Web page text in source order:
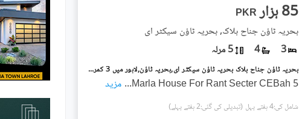
PKR 85 ہزار
بحریہ ٹاؤن جناح بلاک, بحریہ ٹاؤن سیکٹر ای
3
4 5 مرلہ
بحریہ ٹاؤن جناح بلاک بحریہ ٹاؤن سیکٹر ای,بحریہ ٹاؤن,لاہور میں 3 کمروں کا 5 مرلہ مکان 85.0 ہزار میں کرایہ پر دستیاب ہے۔
5 Marla House For Rant Secter CEBah
... مزید
شامل کی:4 ہفتے پہل (تبدیلی کی گئی:2 ہفتے پہلے)